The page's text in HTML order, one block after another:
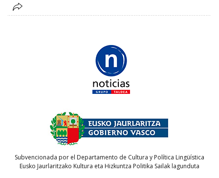
Subvencionada por el Departamento de Cultura y Política Lingüística
Eusko Jaurlaritzako Kultura eta Hizkuntza Politika Sailak lagunduta